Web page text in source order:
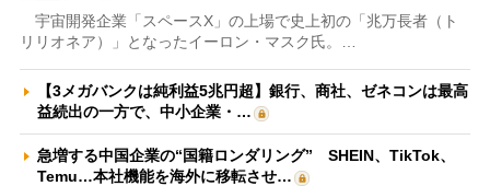
宇宙開発企業「スペースX」の上場で史上初の「兆万長者（ト
リリオネア）」となったイーロン・マスク氏。…
【3メガバンクは純利益5兆円超】銀行、商社、ゼネコンは最高
益続出の一方で、中小企業・…
急増する中国企業の“国籍ロンダリング” SHEIN、TikTok、
Temu…本社機能を海外に移転させ…